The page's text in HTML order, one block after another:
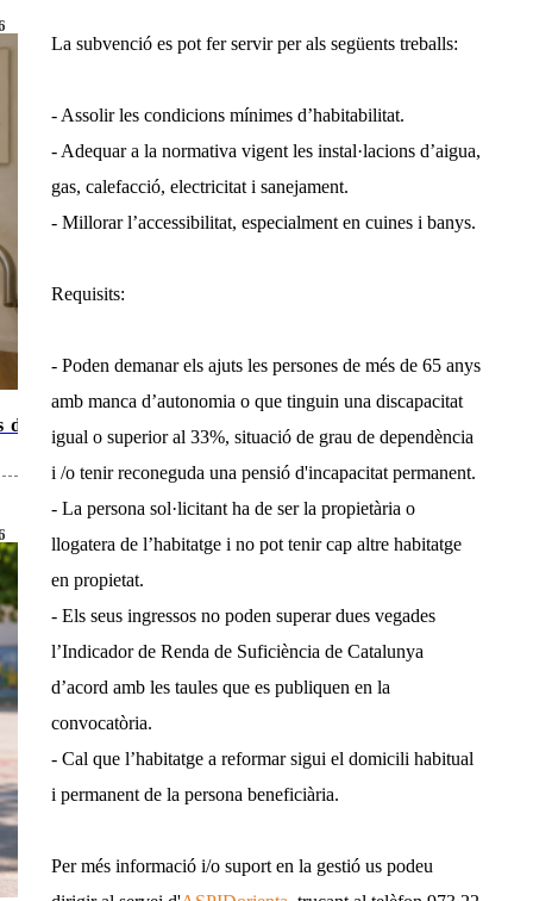
La subvenció es pot fer servir per als següents treballs:
- Assolir les condicions mínimes d’habitabilitat.
- Adequar a la normativa vigent les instal·lacions d’aigua,
gas, calefacció, electricitat i sanejament.
- Millorar l’accessibilitat, especialment en cuines i banys.
Requisits:
- Poden demanar els ajuts les persones de més de 65 anys
amb manca d’autonomia o que tinguin una discapacitat
igual o superior al 33%, situació de grau de dependència
i /o tenir reconeguda una pensió d'incapacitat permanent.
- La persona sol·licitant ha de ser la propietària o
llogatera de l’habitatge i no pot tenir cap altre habitatge
en propietat.
- Els seus ingressos no poden superar dues vegades
l’Indicador de Renda de Suficiència de Catalunya
d’acord amb les taules que es publiquen en la
convocatòria.
- Cal que l’habitatge a reformar sigui el domicili habitual
i permanent de la persona beneficiària.
Per més informació i/o suport en la gestió us podeu